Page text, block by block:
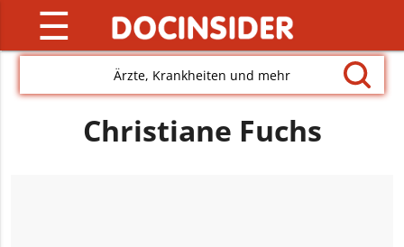
☰
Ärzte, Krankheiten und mehr
Christiane Fuchs